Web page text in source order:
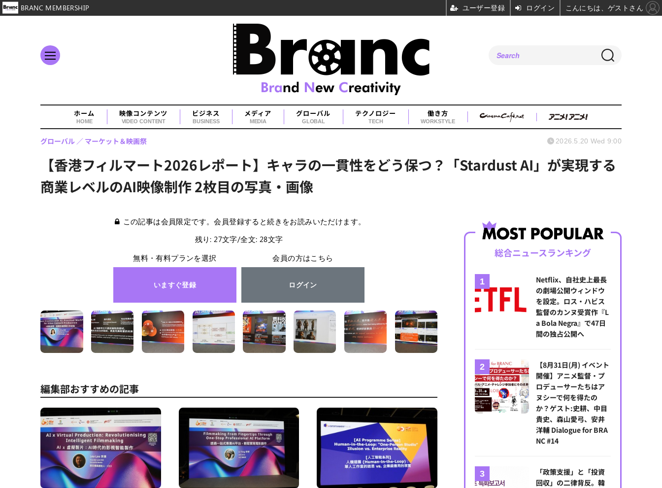
ホーム
HOME
映像コンテンツ
VIDEO CONTENT
ビジネス
BUSINESS
メディア
MEDIA
グローバル
GLOBAL
テクノロジー
TECH
働き方
WORKSTYLE
【香港フィルマート2026レポート】キャラの一貫性をどう保つ？「Stardust AI」が実現する
商業レベルのAI映像制作 2枚目の写真・画像
グローバル マーケット＆映画祭 2026.5.20 Wed 9:00
この記事は会員限定です。会員登録すると続きをお読みいただけます。
残り: 27文字/全文: 28文字
無料・有料プランを選択
いますぐ登録
会員の方はこちら
ログイン
編集部おすすめの記事
総合ニュースランキング
Netflix、自社史上最長
の劇場公開ウィンドウ
を設定。ロス・ハビス
監督のカンヌ受賞作『L
a Bola Negra』で47日
間の独占公開へ
【8月31日(月) イベント
開催】アニメ監督・プ
ロデューサーたちはア
ヌシーで何を得たの
か？ゲスト:史耕、中目
貴史、森山愛弓、安井
洋輔 Dialogue for BRA
NC #14
「政策支援」と「投資
回収」の二律背反。韓
BRANC MEMBERSHIP ユーザー登録 ログイン こんにちは、ゲストさん